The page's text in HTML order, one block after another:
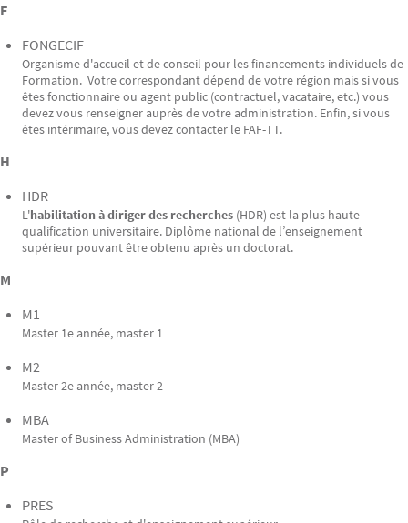
F
FONGECIF
Organisme d'accueil et de conseil pour les financements individuels de
Formation. Votre correspondant dépend de votre région mais si vous
êtes fonctionnaire ou agent public (contractuel, vacataire, etc.) vous
devez vous renseigner auprès de votre administration. Enfin, si vous
êtes intérimaire, vous devez contacter le FAF-TT.
H
HDR
L'habilitation à diriger des recherches (HDR) est la plus haute
qualification universitaire. Diplôme national de l’enseignement
supérieur pouvant être obtenu après un doctorat.
M
M1
Master 1e année, master 1
M2
Master 2e année, master 2
MBA
Master of Business Administration (MBA)
P
PRES